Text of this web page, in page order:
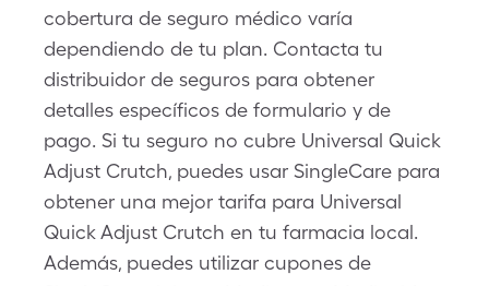
cobertura de seguro médico varía
dependiendo de tu plan. Contacta tu
distribuidor de seguros para obtener
detalles específicos de formulario y de
pago. Si tu seguro no cubre Universal Quick
Adjust Crutch, puedes usar SingleCare para
obtener una mejor tarifa para Universal
Quick Adjust Crutch en tu farmacia local.
Además, puedes utilizar cupones de